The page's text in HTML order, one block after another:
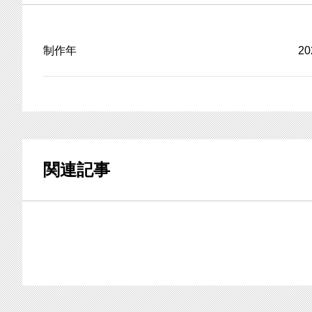
制作年
関連記事